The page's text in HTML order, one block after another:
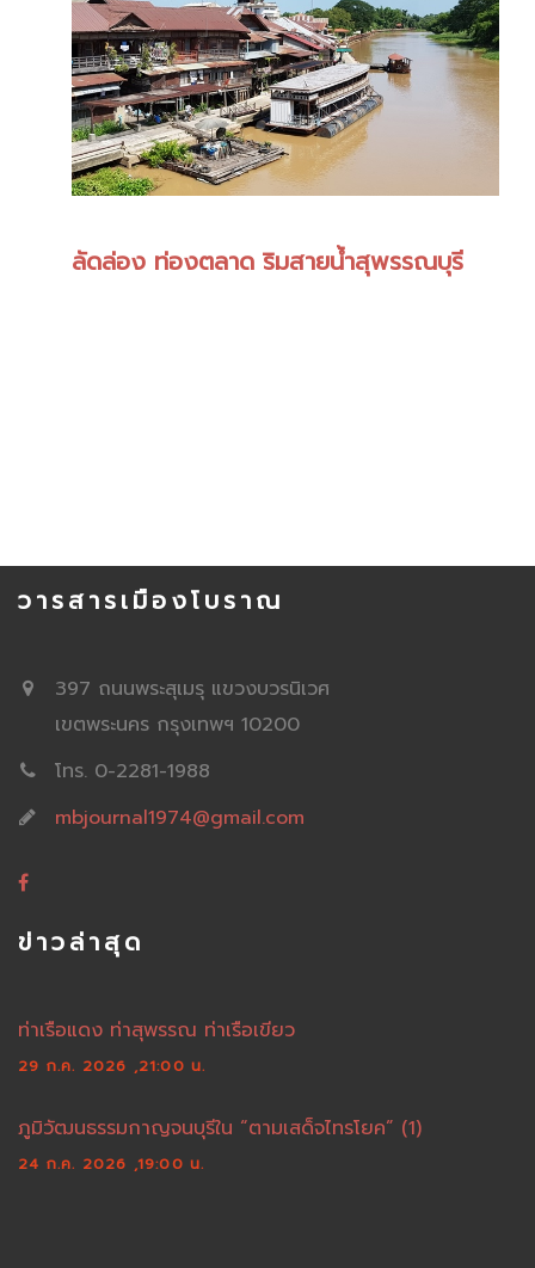
ลัดล่อง ท่องตลาด ริมสายน้ำสุพรรณบุรี
วารสารเมืองโบราณ
397 ถนนพระสุเมรุ แขวงบวรนิเวศ
เขตพระนคร กรุงเทพฯ 10200
โทร. 0-2281-1988
mbjournal1974@gmail.com
ข่าวล่าสุด
ท่าเรือแดง ท่าสุพรรณ ท่าเรือเขียว
29 ก.ค. 2026 ,21:00 น.
ภูมิวัฒนธรรมกาญจนบุรีใน “ตามเสด็จไทรโยค” (1)
24 ก.ค. 2026 ,19:00 น.